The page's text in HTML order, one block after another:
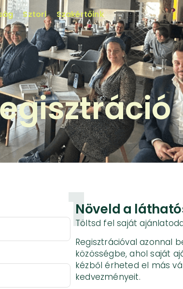
Sztori Szakértőink
Növeld a
Töltsd fel saját
Regisztrációval azonnal
közösségbe, ahol saját
kézből érheted el más
kedvezményeit.
1